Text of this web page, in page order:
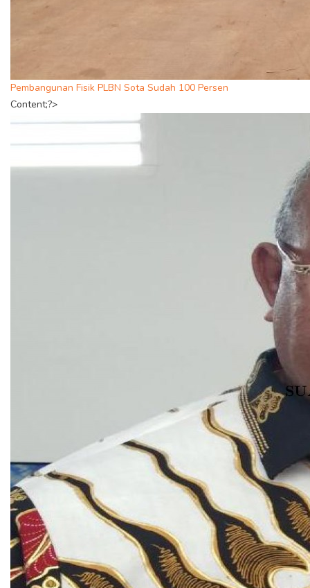
Pembangunan Fisik PLBN Sota Sudah 100 Persen
Content;?>